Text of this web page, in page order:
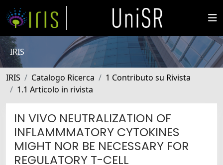
IRIS
IRIS Catalogo Ricerca
1 Contributo su Rivista
1.1 Articolo in rivista
IN VIVO NEUTRALIZATION OF
INFLAMMMATORY CYTOKINES
MIGHT NOR BE NECESSARY FOR
REGULATORY T-CELL